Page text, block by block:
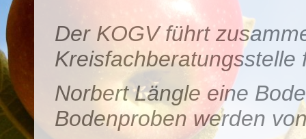
Der KOGV führt
Kreisfachberatungsstelle
Norbert Längle eine
Bodenproben werden